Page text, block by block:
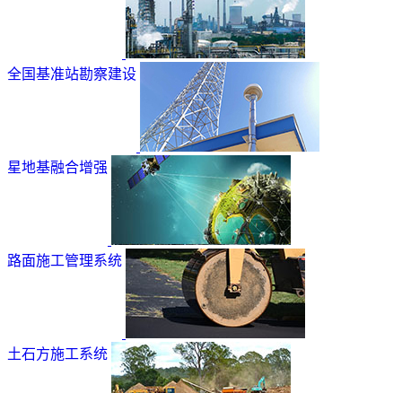
全国基准站勘察建设
星地基融合增强
路面施工管理系统
土石方施工系统